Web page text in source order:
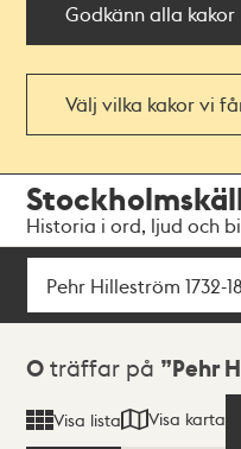
Godkänn alla kakor
Välj vilka kakor vi
navigationen
huvudinnehållet
Historia i ord, ljud och
Sök
Sökresultat
0 träffar på Pehr
Visa lista Visa karta